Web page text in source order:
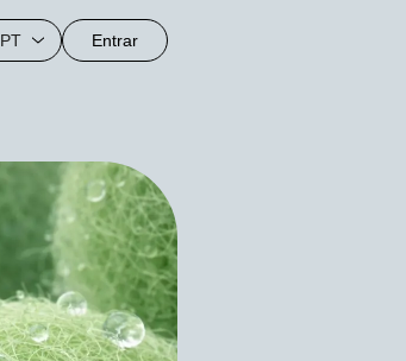
PT Entrar